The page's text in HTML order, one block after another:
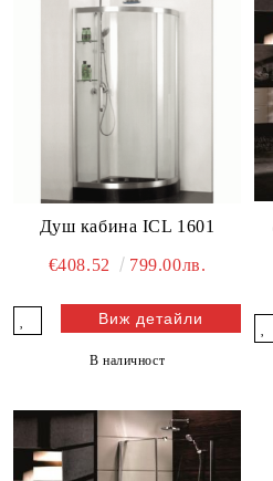
Душ кабина ICL 1601
€408.52 799.00лв.
Виж детайли
В наличност